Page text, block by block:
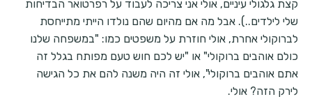
קצת גלגולי עיניים, אולי אני צריכה לעבוד על רפרטואר הבדיחות
שלי לילדים..). אבל מה אם מהיום שהם נולדו הייתי מתייחסת
לברוקולי אחרת, אולי חוזרת על משפטים כמו: "במשפחה שלנו
כולם אוהבים ברוקולי" או "יש לכם חוש טעם מפותח בגלל זה
אתם אוהבים ברוקולי", אולי זה היה משנה להם את כל הגישה
לירק הזה? אולי.